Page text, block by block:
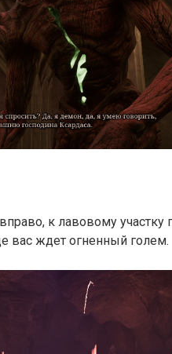
к лавовому
вас ждет огненный голем.